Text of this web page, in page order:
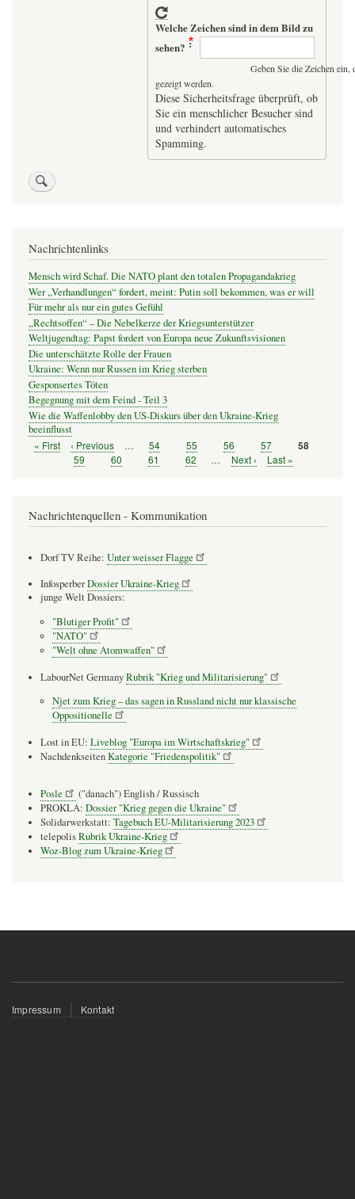
Welche Zeichen sind in dem Bild zu
sehen?
Geben Sie die Zeichen
gezeigt werden.
Diese Sicherheitsfrage überprüft, ob
Sie ein menschlicher Besucher sind
und verhindert automatisches
Spamming.
Nachrichtenlinks
Mensch wird Schaf. Die NATO plant den totalen Propagandakrieg
Wer „Verhandlungen“ fordert, meint: Putin soll bekommen, was er will
Für mehr als nur ein gutes Gefühl
„Rechtsoffen“ – Die Nebelkerze der Kriegsunterstützer
Weltjugendtag: Papst fordert von Europa neue Zukunftsvisionen
Die unterschätzte Rolle der Frauen
Ukraine: Wenn nur Russen im Krieg sterben
Gesponsertes Töten
Begegnung mit dem Feind - Teil 3
Wie die Waffenlobby den US-Diskurs über den Ukraine-Krieg
beeinflusst
Seitennummerierung
Erste
« First
Vorherige
Seite
‹ Previous … Seite
54 Seite
55 Seite
56 Seite
57 Seite
58
Seite
59 Seite
60 Seite
61 Seite
62 …
Nächste
Next ›
Letzte
Last »
Nachrichtenquellen - Kommunikation
Dorf TV Reihe: Unter weisser Flagge
InfosperberDossier Ukraine-Krieg
junge Welt Dossiers:
"Blutiger Profit"
"NATO"
"Welt ohne Atomwaffen"
LabourNet GermanyRubrik "Krieg und Militarisierung"
Njet zum Krieg – das sagen in Russland nicht nur klassische
Oppositionelle
Lost in EU: Liveblog "Europa im Wirtschaftskrieg"
NachdenkseitenKategorie "Friedenspolitik"
Posle
("danach") English / Russisch
PROKLA: Dossier "Krieg gegen die Ukraine"
Solidarwerkstatt: Tagebuch EU-Militarisierung 2023
telepolisRubrik Ukraine-Krieg
Woz-Blog zum Ukraine-Krieg
Fußzeilenmenü
Impressum Kontakt